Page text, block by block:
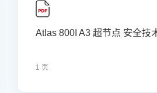
Atlas 800I A3 超节点 安全技
1 页